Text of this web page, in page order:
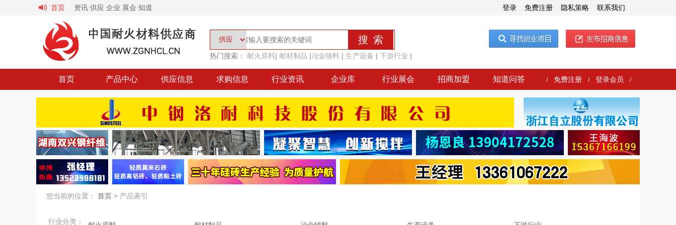
首页 资讯 供应 企业 展会 知道 登录 免费注册 隐私策略 联系我们
热门搜索： 耐火原料| 耐材制品 |冶金辅料 | 生产设备 | 下游行业 |
首页 产品中心 供应信息 求购信息 行业资讯 企业库 行业展会 招商加盟 知道问答 / 免费注册 / 登录会员 /
您当前的位置： 首页 > 产品索引
行业分类：